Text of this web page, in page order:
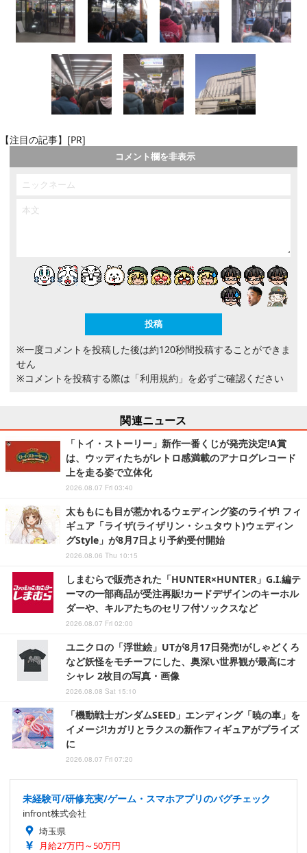
【注目の記事】[PR]
コメント欄を非表示
※一度コメントを投稿した後は約120秒間投稿することができま
せん
※コメントを投稿する際は 「利用規約」 を必ずご確認ください
関連ニュース
「トイ・ストーリー」新作一番くじが発売決定!A賞
は、ウッディたちがレトロ感満載のアナログレコード
上を走る姿で立体化
2026.08.07 Fri 03:40
太ももにも目が惹かれるウェディング姿のライザ! フィ
ギュア「ライザ(ライザリン・シュタウト)ウェディン
グStyle」が8月7日より予約受付開始
2026.08.06 Thu 10:15
しまむらで販売された「HUNTER×HUNTER」G.I.編テ
ーマの一部商品が受注再販!カードデザインのキーホル
ダーや、キルアたちのセリフ付ソックスなど
2026.08.07 Fri 02:00
ユニクロの「浮世絵」UTが8月17日発売!がしゃどくろ
など妖怪をモチーフにした、奥深い世界観が最高にオ
シャレ 2枚目の写真・画像
2026.08.08 Sat 15:10
「機動戦士ガンダムSEED」エンディング「暁の車」を
イメージ!カガリとラクスの新作フィギュアがプライズ
に
2026.08.07 Fri 07:20
未経験可/研修充実/ゲーム・スマホアプリのバグチェック
infront株式会社
埼玉県
月給27万円～50万円